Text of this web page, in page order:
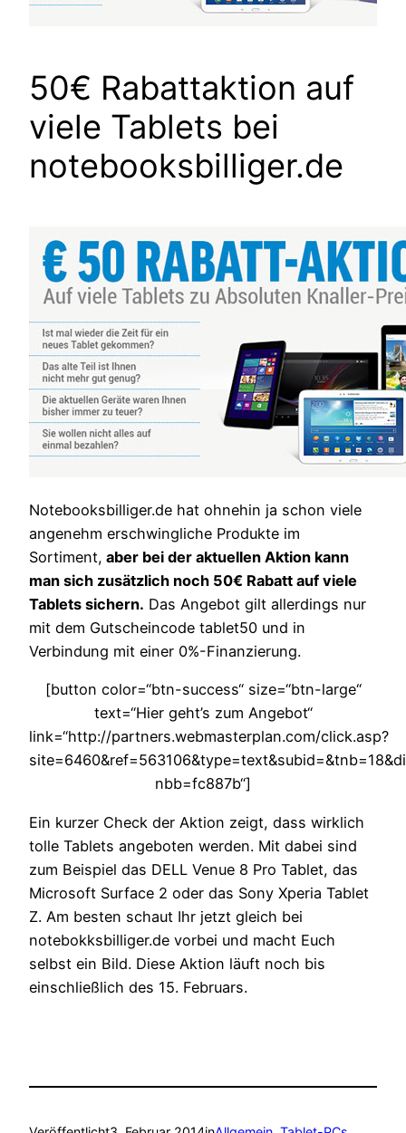
50€ Rabattaktion auf
viele Tablets bei
notebooksbilliger.de
Notebooksbilliger.de hat ohnehin ja schon viele
angenehm erschwingliche Produkte im
Sortiment, aber bei der aktuellen Aktion kann
man sich zusätzlich noch 50€ Rabatt auf viele
Tablets sichern. Das Angebot gilt allerdings nur
mit dem Gutscheincode tablet50 und in
Verbindung mit einer 0%-Finanzierung.
[button color=“btn-success“ size=“btn-large“
text=“Hier geht’s zum Angebot“
link=“http://partners.webmasterplan.com/click.asp?
nbb=fc887b“]
Ein kurzer Check der Aktion zeigt, dass wirklich
tolle Tablets angeboten werden. Mit dabei sind
zum Beispiel das DELL Venue 8 Pro Tablet, das
Microsoft Surface 2 oder das Sony Xperia Tablet
Z. Am besten schaut Ihr jetzt gleich bei
notebokksbilliger.de vorbei und macht Euch
selbst ein Bild. Diese Aktion läuft noch bis
einschließlich des 15. Februars.